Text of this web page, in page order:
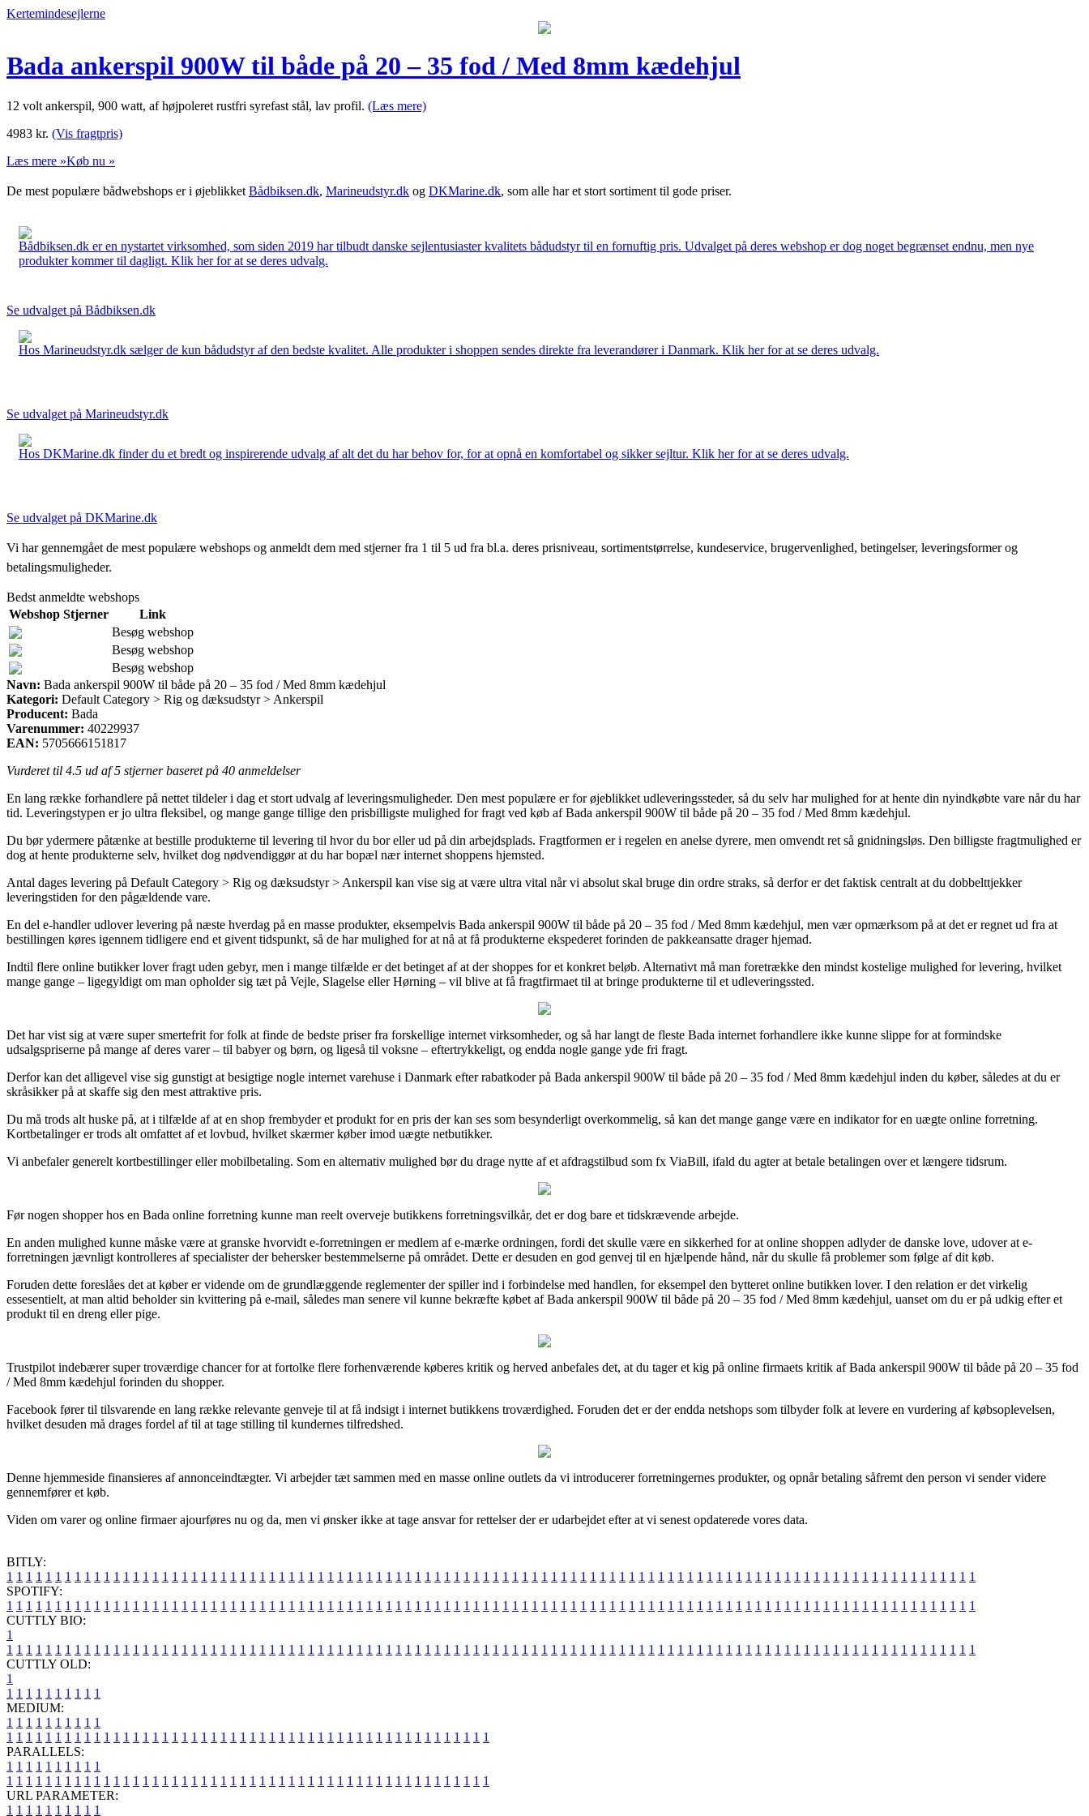
Kertemindesejlerne
Bada ankerspil 900W til både på 20 – 35 fod / Med 8mm kædehjul
12 volt ankerspil, 900 watt, af højpoleret rustfri syrefast stål, lav profil. (Læs mere)
4983 kr. (Vis fragtpris)
Læs mere »Køb nu »
De mest populære bådwebshops er i øjeblikket Bådbiksen.dk, Marineudstyr.dk og DKMarine.dk, som alle har et stort sortiment til gode priser.
Bådbiksen.dk er en nystartet virksomhed, som siden 2019 har tilbudt danske sejlentusiaster kvalitets bådudstyr til en fornuftig pris. Udvalget på deres webshop er dog noget begrænset endnu, men nye
produkter kommer til dagligt. Klik her for at se deres udvalg.
Se udvalget på Bådbiksen.dk
Hos Marineudstyr.dk sælger de kun bådudstyr af den bedste kvalitet. Alle produkter i shoppen sendes direkte fra leverandører i Danmark. Klik her for at se deres udvalg.
Se udvalget på Marineudstyr.dk
Hos DKMarine.dk finder du et bredt og inspirerende udvalg af alt det du har behov for, for at opnå en komfortabel og sikker sejltur. Klik her for at se deres udvalg.
Se udvalget på DKMarine.dk
Vi har gennemgået de mest populære webshops og anmeldt dem med stjerner fra 1 til 5 ud fra bl.a. deres prisniveau, sortimentstørrelse, kundeservice, brugervenlighed, betingelser, leveringsformer og
betalingsmuligheder.
Bedst anmeldte webshops
Webshop Stjerner
Link
Besøg webshop
Besøg webshop
Besøg webshop
Navn: Bada ankerspil 900W til både på 20 – 35 fod / Med 8mm kædehjul
Kategori: Default Category > Rig og dæksudstyr > Ankerspil
Producent: Bada
Varenummer: 40229937
EAN: 5705666151817
Vurderet til 4.5 ud af 5 stjerner baseret på 40 anmeldelser
En lang række forhandlere på nettet tildeler i dag et stort udvalg af leveringsmuligheder. Den mest populære er for øjeblikket udleveringssteder, så du selv har mulighed for at hente din nyindkøbte vare når du har
tid. Leveringstypen er jo ultra fleksibel, og mange gange tillige den prisbilligste mulighed for fragt ved køb af Bada ankerspil 900W til både på 20 – 35 fod / Med 8mm kædehjul.
Du bør ydermere påtænke at bestille produkterne til levering til hvor du bor eller ud på din arbejdsplads. Fragtformen er i regelen en anelse dyrere, men omvendt ret så gnidningsløs. Den billigste fragtmulighed er
dog at hente produkterne selv, hvilket dog nødvendiggør at du har bopæl nær internet shoppens hjemsted.
Antal dages levering på Default Category > Rig og dæksudstyr > Ankerspil kan vise sig at være ultra vital når vi absolut skal bruge din ordre straks, så derfor er det faktisk centralt at du dobbelttjekker
leveringstiden for den pågældende vare.
En del e-handler udlover levering på næste hverdag på en masse produkter, eksempelvis Bada ankerspil 900W til både på 20 – 35 fod / Med 8mm kædehjul, men vær opmærksom på at det er regnet ud fra at
bestillingen køres igennem tidligere end et givent tidspunkt, så de har mulighed for at nå at få produkterne ekspederet forinden de pakkeansatte drager hjemad.
Indtil flere online butikker lover fragt uden gebyr, men i mange tilfælde er det betinget af at der shoppes for et konkret beløb. Alternativt må man foretrække den mindst kostelige mulighed for levering, hvilket
mange gange – ligegyldigt om man opholder sig tæt på Vejle, Slagelse eller Hørning – vil blive at få fragtfirmaet til at bringe produkterne til et udleveringssted.
Det har vist sig at være super smertefrit for folk at finde de bedste priser fra forskellige internet virksomheder, og så har langt de fleste Bada internet forhandlere ikke kunne slippe for at formindske
udsalgspriserne på mange af deres varer – til babyer og børn, og ligeså til voksne – eftertrykkeligt, og endda nogle gange yde fri fragt.
Derfor kan det alligevel vise sig gunstigt at besigtige nogle internet varehuse i Danmark efter rabatkoder på Bada ankerspil 900W til både på 20 – 35 fod / Med 8mm kædehjul inden du køber, således at du er
skråsikker på at skaffe sig den mest attraktive pris.
Du må trods alt huske på, at i tilfælde af at en shop frembyder et produkt for en pris der kan ses som besynderligt overkommelig, så kan det mange gange være en indikator for en uægte online forretning.
Kortbetalinger er trods alt omfattet af et lovbud, hvilket skærmer køber imod uægte netbutikker.
Vi anbefaler generelt kortbestillinger eller mobilbetaling. Som en alternativ mulighed bør du drage nytte af et afdragstilbud som fx ViaBill, ifald du agter at betale betalingen over et længere tidsrum.
Før nogen shopper hos en Bada online forretning kunne man reelt overveje butikkens forretningsvilkår, det er dog bare et tidskrævende arbejde.
En anden mulighed kunne måske være at granske hvorvidt e-forretningen er medlem af e-mærke ordningen, fordi det skulle være en sikkerhed for at online shoppen adlyder de danske love, udover at e-
forretningen jævnligt kontrolleres af specialister der behersker bestemmelserne på området. Dette er desuden en god genvej til en hjælpende hånd, når du skulle få problemer som følge af dit køb.
Foruden dette foreslåes det at køber er vidende om de grundlæggende reglementer der spiller ind i forbindelse med handlen, for eksempel den bytteret online butikken lover. I den relation er det virkelig
essesentielt, at man altid beholder sin kvittering på e-mail, således man senere vil kunne bekræfte købet af Bada ankerspil 900W til både på 20 – 35 fod / Med 8mm kædehjul, uanset om du er på udkig efter et
produkt til en dreng eller pige.
Trustpilot indebærer super troværdige chancer for at fortolke flere forhenværende køberes kritik og herved anbefales det, at du tager et kig på online firmaets kritik af Bada ankerspil 900W til både på 20 – 35 fod
/ Med 8mm kædehjul forinden du shopper.
Facebook fører til tilsvarende en lang række relevante genveje til at få indsigt i internet butikkens troværdighed. Foruden det er der endda netshops som tilbyder folk at levere en vurdering af købsoplevelsen,
hvilket desuden må drages fordel af til at tage stilling til kundernes tilfredshed.
Denne hjemmeside finansieres af annonceindtægter. Vi arbejder tæt sammen med en masse online outlets da vi introducerer forretningernes produkter, og opnår betaling såfremt den person vi sender videre
gennemfører et køb.
Viden om varer og online firmaer ajourføres nu og da, men vi ønsker ikke at tage ansvar for rettelser der er udarbejdet efter at vi senest opdaterede vores data.
BITLY:
1 1 1 1 1 1 1 1 1 1 1 1 1 1 1 1 1 1 1 1 1 1 1 1 1 1 1 1 1 1 1 1 1 1 1 1 1 1 1 1 1 1 1 1 1 1 1 1 1 1 1 1 1 1 1 1 1 1 1 1 1 1 1 1 1 1 1 1 1 1 1 1 1 1 1 1 1 1 1 1 1 1 1 1 1 1 1 1 1 1 1 1 1 1 1 1 1 1 1 1
SPOTIFY:
1 1 1 1 1 1 1 1 1 1 1 1 1 1 1 1 1 1 1 1 1 1 1 1 1 1 1 1 1 1 1 1 1 1 1 1 1 1 1 1 1 1 1 1 1 1 1 1 1 1 1 1 1 1 1 1 1 1 1 1 1 1 1 1 1 1 1 1 1 1 1 1 1 1 1 1 1 1 1 1 1 1 1 1 1 1 1 1 1 1 1 1 1 1 1 1 1 1 1 1
CUTTLY BIO:
1
1 1 1 1 1 1 1 1 1 1 1 1 1 1 1 1 1 1 1 1 1 1 1 1 1 1 1 1 1 1 1 1 1 1 1 1 1 1 1 1 1 1 1 1 1 1 1 1 1 1 1 1 1 1 1 1 1 1 1 1 1 1 1 1 1 1 1 1 1 1 1 1 1 1 1 1 1 1 1 1 1 1 1 1 1 1 1 1 1 1 1 1 1 1 1 1 1 1 1 1
CUTTLY OLD:
1
1 1 1 1 1 1 1 1 1 1
MEDIUM:
1 1 1 1 1 1 1 1 1 1
1 1 1 1 1 1 1 1 1 1 1 1 1 1 1 1 1 1 1 1 1 1 1 1 1 1 1 1 1 1 1 1 1 1 1 1 1 1 1 1 1 1 1 1 1 1 1 1 1 1
PARALLELS:
1 1 1 1 1 1 1 1 1 1
1 1 1 1 1 1 1 1 1 1 1 1 1 1 1 1 1 1 1 1 1 1 1 1 1 1 1 1 1 1 1 1 1 1 1 1 1 1 1 1 1 1 1 1 1 1 1 1 1 1
URL PARAMETER:
1 1 1 1 1 1 1 1 1 1